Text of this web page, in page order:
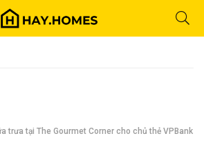
trưa tại The Gourmet Corner cho chủ thẻ VPBank